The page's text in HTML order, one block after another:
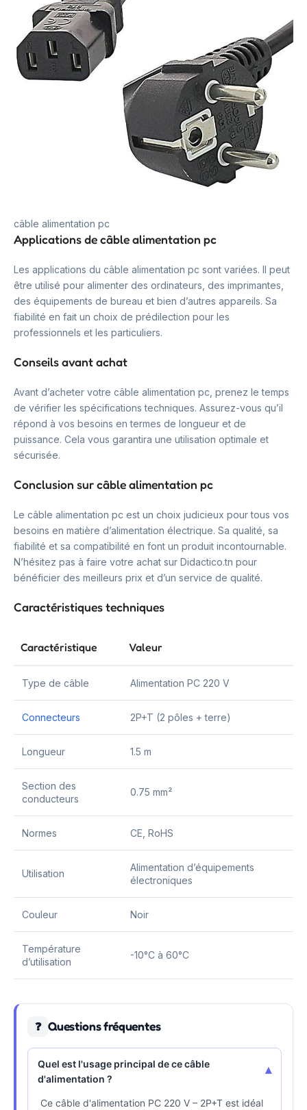
câble alimentation pc
Applications de câble alimentation pc
Les applications du câble alimentation pc sont variées. Il peut
être utilisé pour alimenter des ordinateurs, des imprimantes,
des équipements de bureau et bien d’autres appareils. Sa
fiabilité en fait un choix de prédilection pour les
professionnels et les particuliers.
Conseils avant achat
Avant d’acheter votre câble alimentation pc, prenez le temps
de vérifier les spécifications techniques. Assurez-vous qu’il
répond à vos besoins en termes de longueur et de
puissance. Cela vous garantira une utilisation optimale et
sécurisée.
Conclusion sur câble alimentation pc
Le câble alimentation pc est un choix judicieux pour tous vos
besoins en matière d’alimentation électrique. Sa qualité, sa
fiabilité et sa compatibilité en font un produit incontournable.
N’hésitez pas à faire votre achat sur Didactico.tn pour
bénéficier des meilleurs prix et d’un service de qualité.
Caractéristiques techniques
Caractéristique Valeur
Type de câble Alimentation PC 220 V
Connecteurs 2P+T (2 pôles + terre)
Longueur 1.5 m
Section des
conducteurs
0.75 mm²
Normes CE, RoHS
Utilisation
Alimentation d’équipements
électroniques
Couleur Noir
Température
d’utilisation
-10°C à 60°C
❓ Questions fréquentes
Quel est l'usage principal de ce câble
d'alimentation ?
▾
Ce câble d'alimentation PC 220 V – 2P+T est idéal